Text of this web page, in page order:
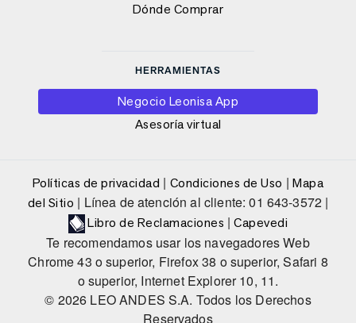
Dónde Comprar
HERRAMIENTAS
Negocio Leonisa App
Asesoría virtual
Políticas de privacidad | Condiciones de Uso |Mapa
del Sitio | Línea de atención al cliente: 01 643-3572 |
Libro de Reclamaciones |Capevedi
Te recomendamos usar los navegadores Web
Chrome 43 o superior, Firefox 38 o superior, Safari 8
o superior, Internet Explorer 10, 11.
© 2026 LEO ANDES S.A. Todos los Derechos
Reservados